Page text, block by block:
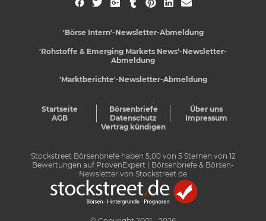
'Börse Intern'-Newsletter-Abmeldung
'Rohstoffe & Emerging Markets News'-Newsletter-
Abmeldung
'Marktberichte'-Newsletter-Abmeldung
Startseite Börsenbriefe
Über uns
AGB
Datenschutz
Impressum
Vertrag kündigen
Stockstreet Börsenbriefe haben 5,00von 5Sternen von 12
Bewertungen auf ProvenExpert
| Börsenbriefe & Börsen-
Newsletter von Stockstreet.de